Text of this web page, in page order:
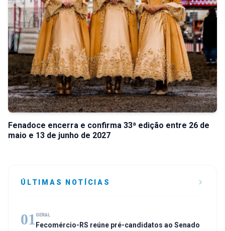
Fenadoce encerra e confirma 33ª edição entre 26 de
maio e 13 de junho de 2027
ÚLTIMAS NOTÍCIAS
01 GERAL
Fecomércio-RS reúne pré-candidatos ao Senado